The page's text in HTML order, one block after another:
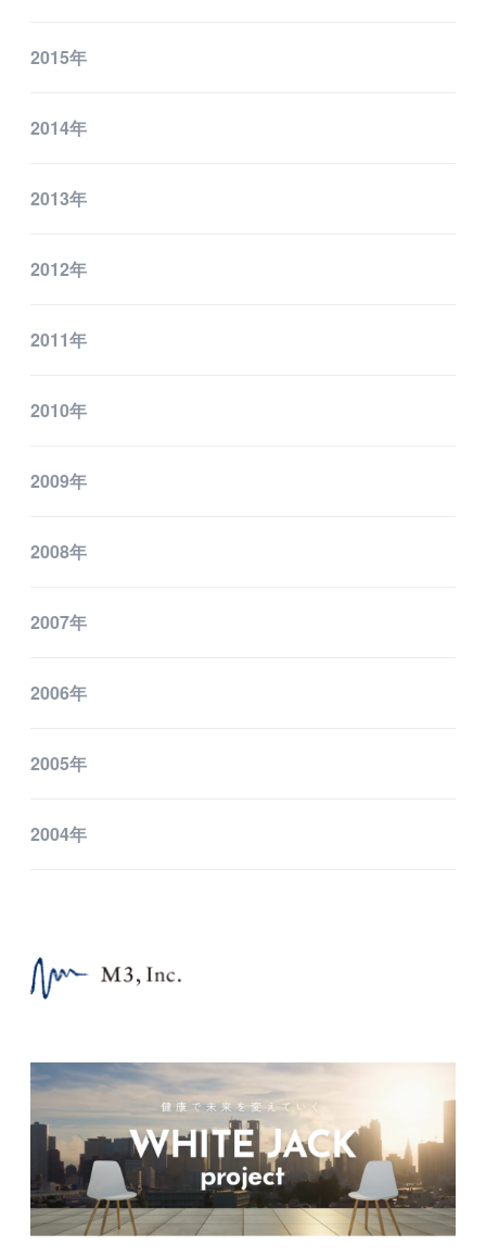
2015年
2014年
2013年
2012年
2011年
2010年
2009年
2008年
2007年
2006年
2005年
2004年